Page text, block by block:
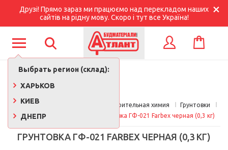
Друзі! Прямо зараз ми працюємо над перекладом наших
сайтів на рідну мову. Скоро і тут все Україна!
Выбрать регион (склад):
ХАРЬКОВ
КИЕВ
ДНЕПР
КОРЗИНА
Главная Краски, лаки, клеи, строительная химия
Грунтовки
Грунтовки для металла
Грунтовка ГФ-021 Farbex черная (0,3 кг)
ГРУНТОВКА ГФ-021 FARBEX ЧЕРНАЯ (0,3 КГ)